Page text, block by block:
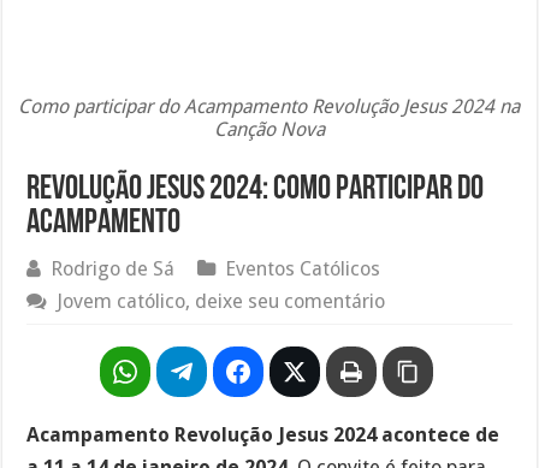
Como participar do Acampamento Revolução Jesus 2024 na
Canção Nova
Revolução Jesus 2024: como participar do
acampamento
Rodrigo de Sá
Eventos Católicos
Jovem católico, deixe seu comentário
Acampamento Revolução Jesus 2024 acontece de